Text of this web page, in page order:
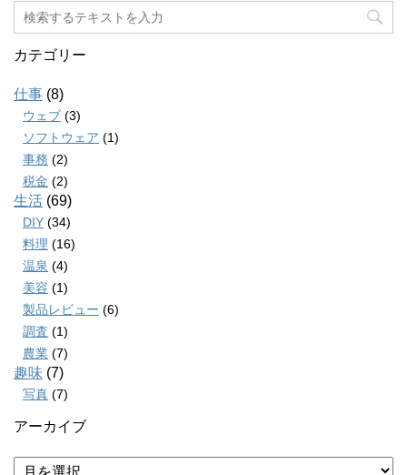
カテゴリー
仕事 (8)
ウェブ (3)
ソフトウェア (1)
事務 (2)
税金 (2)
生活 (69)
DIY (34)
料理 (16)
温泉 (4)
美容 (1)
製品レビュー (6)
調査 (1)
農業 (7)
趣味 (7)
写真 (7)
アーカイブ
ア